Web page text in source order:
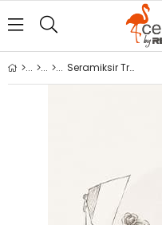
Seramiksir Transparan Mat S 3160